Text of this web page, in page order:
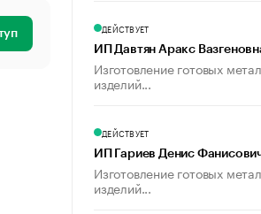
ДЕЙСТВУЕТ
ИП Давтян Аракс
Изготовление готовых
изделий...
ДЕЙСТВУЕТ
ИП Гариев Денис
Изготовление готовых
изделий...